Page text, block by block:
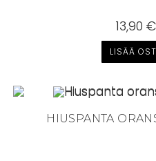
13,90 €
LISÄÄ
HIUSPANTA